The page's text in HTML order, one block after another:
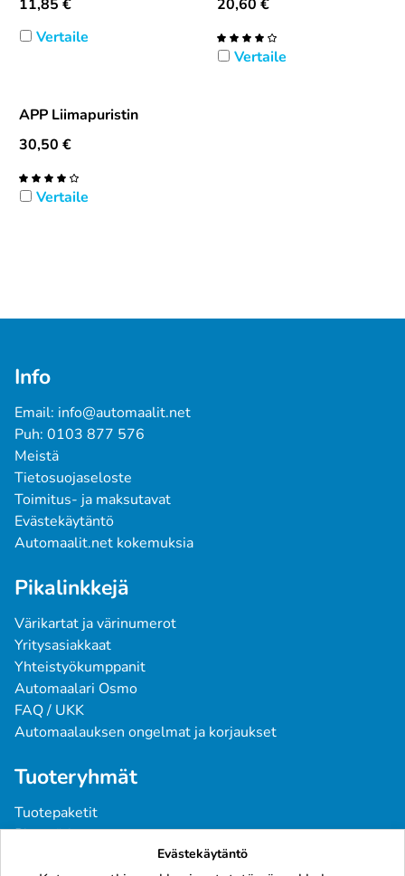
11,85 €
Vertaile
20,60 €
Vertaile
APP Liimapuristin
30,50 €
Vertaile
Info
Email: info@automaalit.net
Puh: 0103 877 576
Meistä
Tietosuojaseloste
Toimitus- ja maksutavat
Evästekäytäntö
Automaalit.net kokemuksia
Pikalinkkejä
Värikartat ja värinumerot
Yritysasiakkaat
Yhteistyökumppanit
Automaalari Osmo
FAQ / UKK
Automaalauksen ongelmat ja korjaukset
Tuoteryhmät
Tuotepaketit
Pintavärit
Evästekäytäntö